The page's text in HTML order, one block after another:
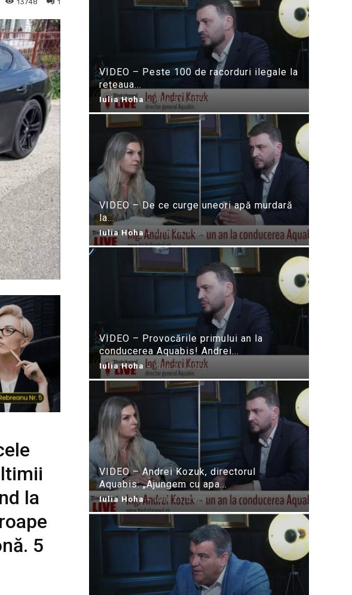
1
13748
la
5
VIDEO – Peste 100 de racorduri ilegale la
rețeaua...
Iulia Hoha - iulie 31, 2026
VIDEO – De ce curge uneori apă murdară
la...
Iulia Hoha - iulie 24, 2026
VIDEO – Provocările primului an la
conducerea Aquabis! Andrei...
Iulia Hoha - iulie 21, 2026
VIDEO – Andrei Kozuk, directorul
Aquabis: „Ajungem cu apa...
Iulia Hoha - iulie 21, 2026